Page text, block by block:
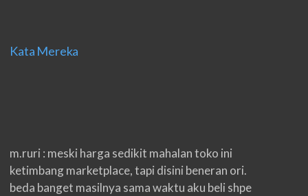
Kata Mereka
m.ruri : meski harga sedikit mahalan toko ini
ketimbang marketplace, tapi disini beneran ori.
beda banget masilnya sama waktu aku beli shpe